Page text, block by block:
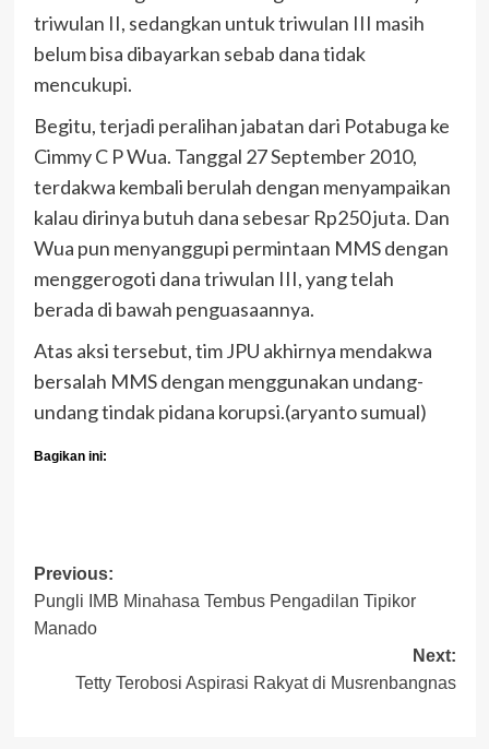
triwulan II, sedangkan untuk triwulan III masih
belum bisa dibayarkan sebab dana tidak
mencukupi.
Begitu, terjadi peralihan jabatan dari Potabuga ke
Cimmy C P Wua. Tanggal 27 September 2010,
terdakwa kembali berulah dengan menyampaikan
kalau dirinya butuh dana sebesar Rp250 juta. Dan
Wua pun menyanggupi permintaan MMS dengan
menggerogoti dana triwulan III, yang telah
berada di bawah penguasaannya.
Atas aksi tersebut, tim JPU akhirnya mendakwa
bersalah MMS dengan menggunakan undang-
undang tindak pidana korupsi.(aryanto sumual)
Bagikan ini:
Post
navigation
Previous:
Pungli IMB Minahasa Tembus Pengadilan Tipikor
Manado
Next:
Tetty Terobosi Aspirasi Rakyat di Musrenbangnas